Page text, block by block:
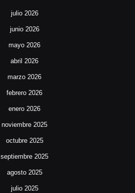
julio 2026
junio 2026
mayo 2026
abril 2026
marzo 2026
febrero 2026
enero 2026
noviembre 2025
octubre 2025
septiembre 2025
agosto 2025
julio 2025